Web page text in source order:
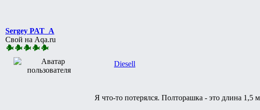
Sergey PAT_A
Свой на Aqa.ru
Diesell
Я что-то потерялся. Полторашка - это длина 1,5